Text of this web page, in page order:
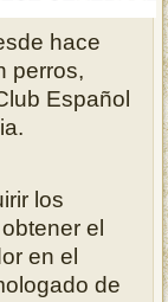
hace
perros,
Español
los
el
en el
de